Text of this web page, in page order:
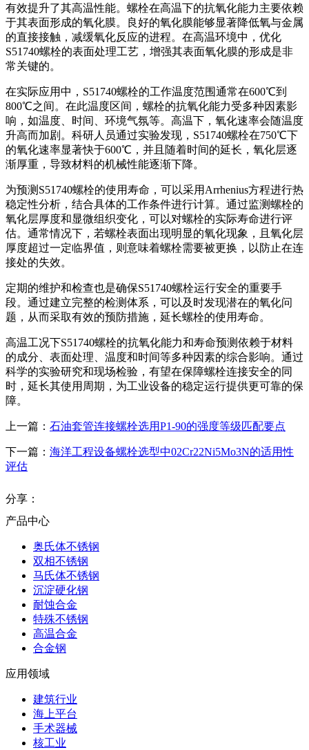
有效提升了其高温性能。螺栓在高温下的抗氧化能力主要依赖
于其表面形成的氧化膜。良好的氧化膜能够显著降低氧与金属
的直接接触，减缓氧化反应的进程。在高温环境中，优化
S51740螺栓的表面处理工艺，增强其表面氧化膜的形成是非
常关键的。
在实际应用中，S51740螺栓的工作温度范围通常在600℃到
800℃之间。在此温度区间，螺栓的抗氧化能力受多种因素影
响，如温度、时间、环境气氛等。高温下，氧化速率会随温度
升高而加剧。科研人员通过实验发现，S51740螺栓在750℃下
的氧化速率显著快于600℃，并且随着时间的延长，氧化层逐
渐厚重，导致材料的机械性能逐渐下降。
为预测S51740螺栓的使用寿命，可以采用Arrhenius方程进行热
稳定性分析，结合具体的工作条件进行计算。通过监测螺栓的
氧化层厚度和显微组织变化，可以对螺栓的实际寿命进行评
估。通常情况下，若螺栓表面出现明显的氧化现象，且氧化层
厚度超过一定临界值，则意味着螺栓需要被更换，以防止在连
接处的失效。
定期的维护和检查也是确保S51740螺栓运行安全的重要手
段。通过建立完整的检测体系，可以及时发现潜在的氧化问
题，从而采取有效的预防措施，延长螺栓的使用寿命。
高温工况下S51740螺栓的抗氧化能力和寿命预测依赖于材料
的成分、表面处理、温度和时间等多种因素的综合影响。通过
科学的实验研究和现场检验，有望在保障螺栓连接安全的同
时，延长其使用周期，为工业设备的稳定运行提供更可靠的保
障。
上一篇： 石油套管连接螺栓选用P1-90的强度等级匹配要点
下一篇： 海洋工程设备螺栓选型中02Cr22Ni5Mo3N的适用性
评估
分享：
产品中心
奥氏体不锈钢
双相不锈钢
马氏体不锈钢
沉淀硬化钢
耐蚀合金
特殊不锈钢
高温合金
合金钢
应用领域
建筑行业
海上平台
手术器械
核工业